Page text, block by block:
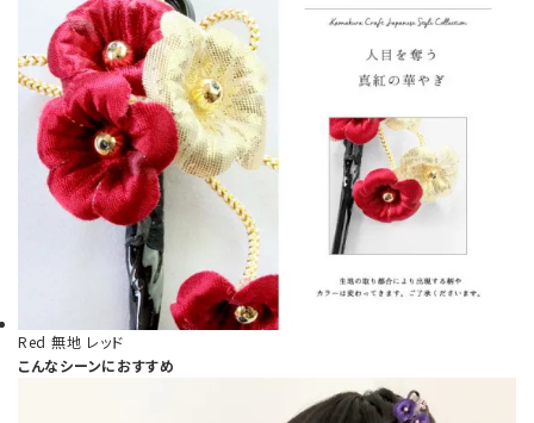
Red 無地 レッド
こんなシーンにおすすめ